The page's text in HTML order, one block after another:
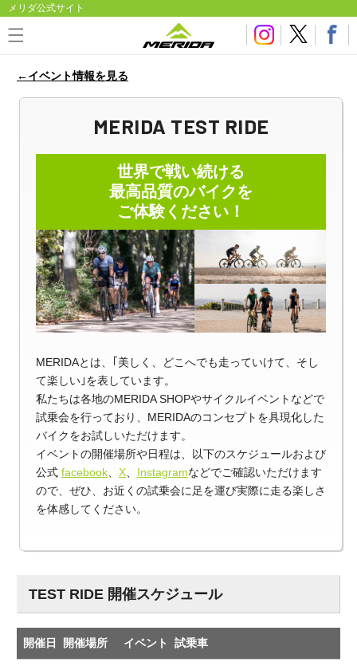
メリダ公式サイト
←イベント情報を見る
MERIDA TEST RIDE
世界で戦い続ける
最高品質のバイクを
ご体験ください！
MERIDAとは、｢美しく、どこへでも走っていけて、そし
て楽しい｣を表しています。
私たちは各地のMERIDA SHOPやサイクルイベントなどで
試乗会を行っており、MERIDAのコンセプトを具現化した
バイクをお試しいただけます。
イベントの開催場所や日程は、以下のスケジュールおよび
公式 facebook、 X、 Instagramなどでご確認いただけます
ので、ぜひ、お近くの試乗会に足を運び実際に走る楽しさ
を体感してください。
TEST RIDE 開催スケジュール
開催日 開催場所 イベント 試乗車